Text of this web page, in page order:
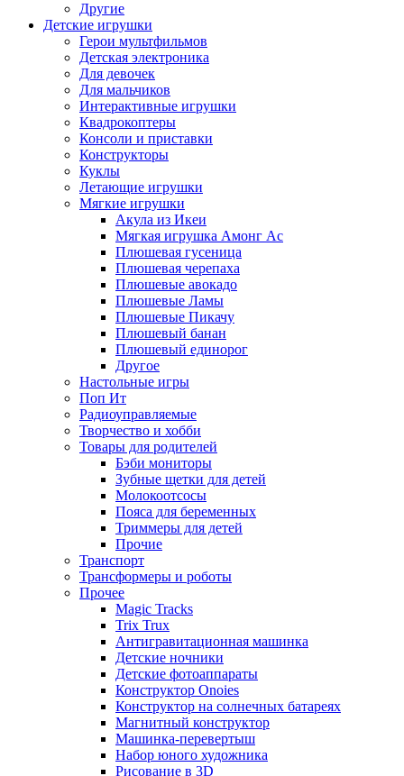
Другие
Детские игрушки
Герои мультфильмов
Детская электроника
Для девочек
Для мальчиков
Интерактивные игрушки
Квадрокоптеры
Консоли и приставки
Конструкторы
Куклы
Летающие игрушки
Мягкие игрушки
Акула из Икеи
Мягкая игрушка Амонг Ас
Плюшевая гусеница
Плюшевая черепаха
Плюшевые авокадо
Плюшевые Ламы
Плюшевые Пикачу
Плюшевый банан
Плюшевый единорог
Другое
Настольные игры
Поп Ит
Радиоуправляемые
Творчество и хобби
Товары для родителей
Бэби мониторы
Зубные щетки для детей
Молокоотсосы
Пояса для беременных
Триммеры для детей
Прочие
Транспорт
Трансформеры и роботы
Прочее
Magic Tracks
Trix Trux
Антигравитационная машинка
Детские ночники
Детские фотоаппараты
Конструктор Onoies
Конструктор на солнечных батареях
Магнитный конструктор
Машинка-перевертыш
Набор юного художника
Рисование в 3D